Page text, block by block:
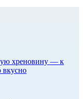
хреновину — к
вкусно